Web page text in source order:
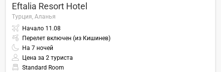
Eftalia Resort Hotel
Турция, Аланья
Начало 11.08
Перелет включен (из Кишинев)
На 7 ночей
Цена за 2 туриста
Standard Room